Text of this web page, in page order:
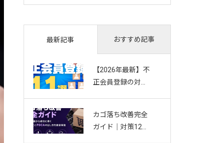
対
最新記事 おすすめ記事
【2026年最新】不
正会員登録の対策
アドを防ぐお悩み
別ガイド
カゴ落ち改善完全
ガイド｜対策12選